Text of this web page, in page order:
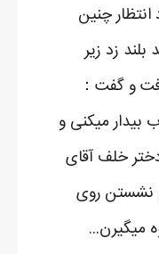
چنین
زد زیر
و گفت：
بیدار میکنی و
خلف آقای
نشستن روی
میگیرن...